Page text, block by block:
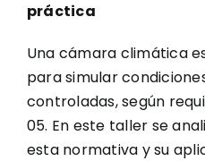
práctica
Una cámara climática
para simular
controladas, según
05. En este taller se
esta normativa y su